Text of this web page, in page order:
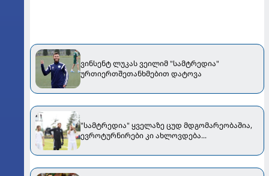
ვინსენტ ლუკას ვეილიმ "სამტრედია"
ურთიერთშეთანხმებით დატოვა
"სამტრედია" ყველაზე ცუდ მდგომარეობაშია,
ევროტურნირები კი ახლოვდება...